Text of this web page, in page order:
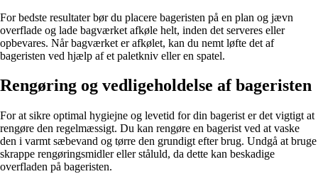
For bedste resultater bør du placere bageristen på en plan og jævn
overflade og lade bagværket afkøle helt, inden det serveres eller
opbevares. Når bagværket er afkølet, kan du nemt løfte det af
bageristen ved hjælp af et paletkniv eller en spatel.
Rengøring og vedligeholdelse af bageristen
For at sikre optimal hygiejne og levetid for din bagerist er det vigtigt at
rengøre den regelmæssigt. Du kan rengøre en bagerist ved at vaske
den i varmt sæbevand og tørre den grundigt efter brug. Undgå at bruge
skrappe rengøringsmidler eller ståluld, da dette kan beskadige
overfladen på bageristen.